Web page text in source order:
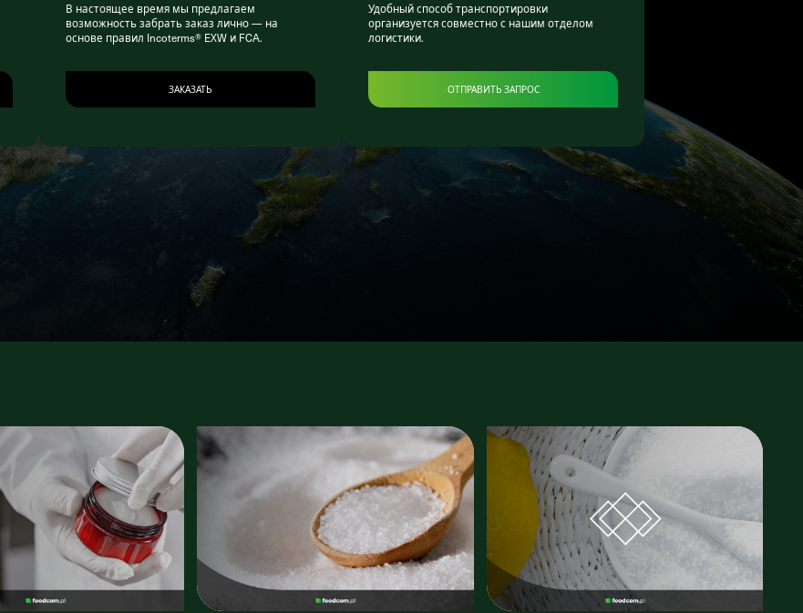
В настоящее время мы предлагаем
возможность забрать заказ лично — на
основе правил Incoterms® EXW и FCA.
ЗАКАЗАТЬ
Удобный способ транспортировки
организуется совместно с нашим отделом
логистики.
ОТПРАВИТЬ ЗАПРОС